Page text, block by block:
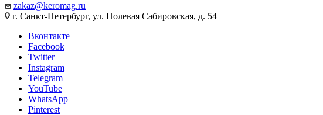
zakaz@keromag.ru
г. Санкт-Петербург, ул. Полевая Сабировская, д. 54
Вконтакте
Facebook
Twitter
Instagram
Telegram
YouTube
WhatsApp
Pinterest